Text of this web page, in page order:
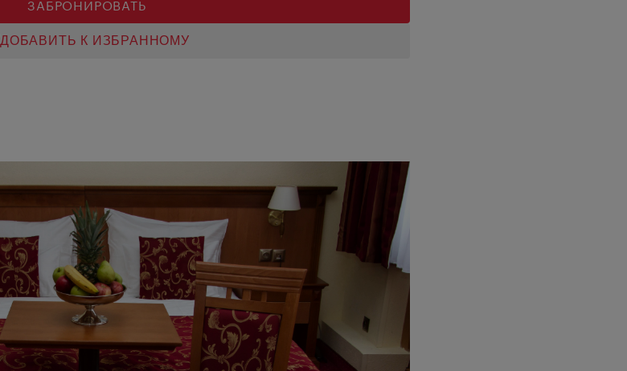
ЗАБРОНИРОВАТЬ
ДОБАВИТЬ К ИЗБРАННОМУ